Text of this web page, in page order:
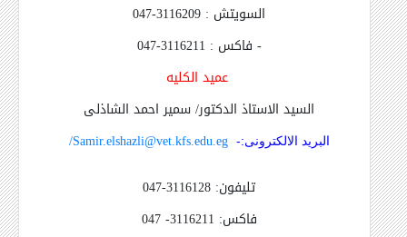
السويتش : 3116209-047
- فاكس : 3116211-047
عميد الكليه
السيد الاستاذ الدكتور/ سمير احمد الشاذلى
البريد الالكترونى:- Samir.elshazli@vet.kfs.edu.eg/
تليفون: 3116128-047
فاكس: 3116211- 047